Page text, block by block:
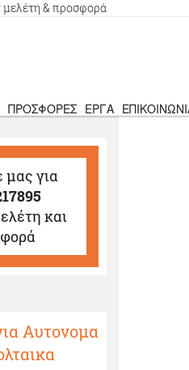
μελέτη & προσφορά
ΠΡΟΣΦΟΡΈΣ ΈΡΓΑ
μας για
και
Αυτονομα